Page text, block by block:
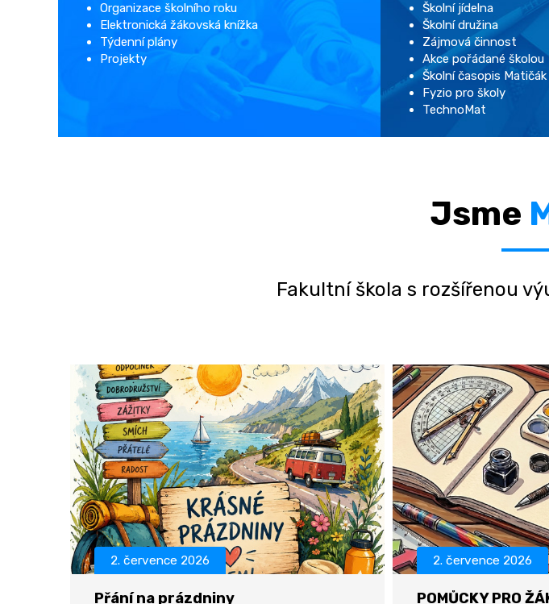
Organizace školního roku
Elektronická žákovská knížka
Týdenní plány
Projekty
Školní jídelna
Školní družina
Zájmová činnost
Akce pořádané školou
Školní časopis Matičák
Fyzio pro školy
TechnoMat
Jsme
Fakultní škola s rozšířenou
2. července 2026
Přání na prázdniny
2. července 2026
POMŮCKY PRO